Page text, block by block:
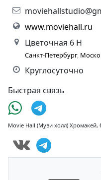
www.moviehall.ru
Цветочная 6 Н
Санкт-Петербург,
Круглосуточно
Быстрая связь
Movie Hall (Муви холл) Хромакей,